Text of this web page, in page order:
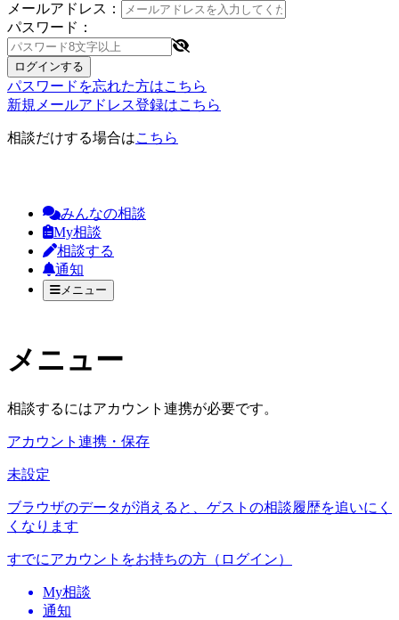
メールアドレス：
パスワード：
ログインする
パスワードを忘れた方はこちら
新規メールアドレス登録はこちら
相談だけする場合はこちら
みんなの相談
My相談
相談する
通知
メニュー
メニュー
相談するにはアカウント連携が必要です。
アカウント連携・保存
未設定
ブラウザのデータが消えると、ゲストの相談履歴を追いにく
くなります
すでにアカウントをお持ちの方（ログイン）
My相談
通知